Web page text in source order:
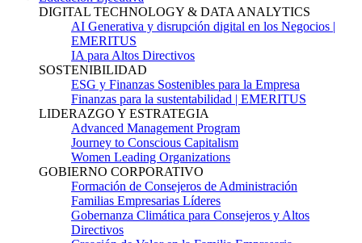
DIGITAL TECHNOLOGY & DATA ANALYTICS
AI Generativa y disrupción digital en los Negocios |
EMERITUS
IA para Altos Directivos
SOSTENIBILIDAD
ESG y Finanzas Sostenibles para la Empresa
Finanzas para la sustentabilidad | EMERITUS
LIDERAZGO Y ESTRATEGIA
Advanced Management Program
Journey to Conscious Capitalism
Women Leading Organizations
GOBIERNO CORPORATIVO
Formación de Consejeros de Administración
Familias Empresarias Líderes
Gobernanza Climática para Consejeros y Altos
Directivos